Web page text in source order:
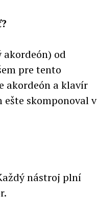
od
pre tento
akordeón a klavír
ešte skomponoval v
nástroj plní